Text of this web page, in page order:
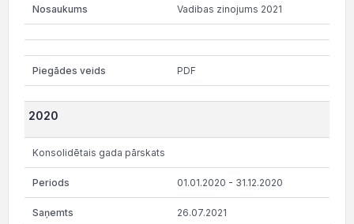
Vadibas zinojums 2021
PDF
2020
Konsolidētais gada pārskats
01.01.2020 - 31.12.2020
26.07.2021